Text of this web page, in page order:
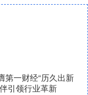
第一财经“历久出新
引领行业革新